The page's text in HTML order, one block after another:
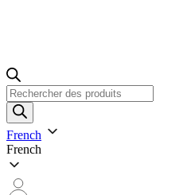
Recherche
de
produits
French
French